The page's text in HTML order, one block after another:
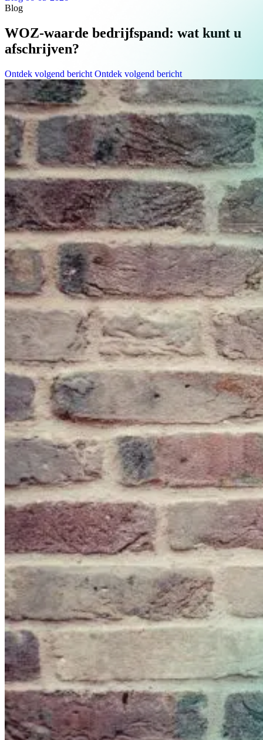
Blog
WOZ-waarde bedrijfspand: wat kunt u
afschrijven?
Ontdek volgend bericht Ontdek volgend bericht